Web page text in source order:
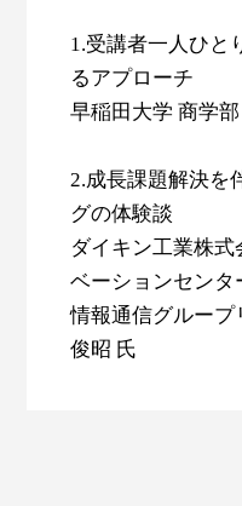
1.受講者一人ひと
るアプローチ
早稲田大学 商学
2.成長課題解決を
グの体験談
ダイキン工業株式
ベーションセンタ
情報通信グルー
俊昭 氏